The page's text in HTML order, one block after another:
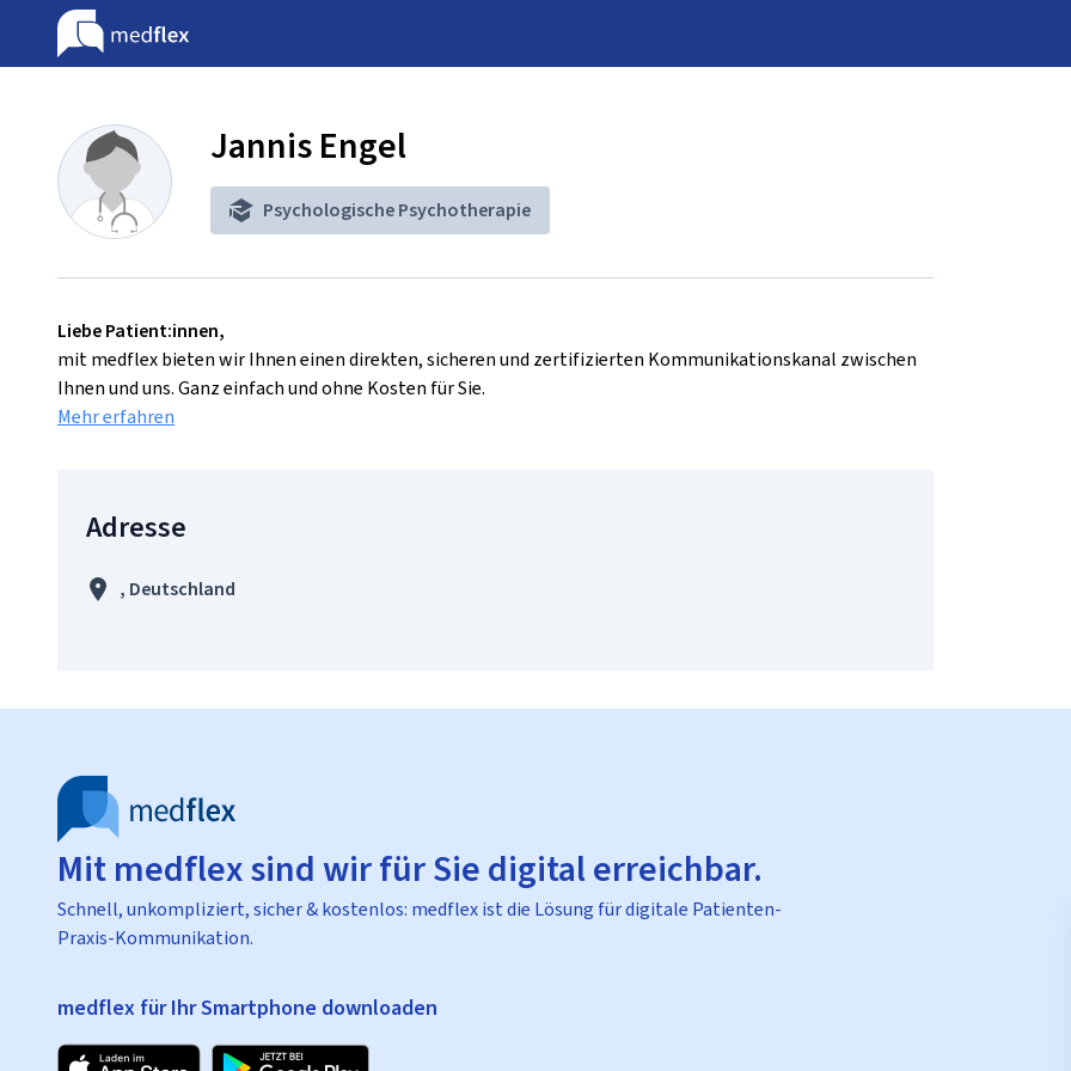
Jannis Engel
Psychologische Psychotherapie
Liebe Patient:innen,
mit medflex bieten wir Ihnen einen direkten, sicheren und zertifizierten Kommunikationskanal zwischen
Ihnen und uns. Ganz einfach und ohne Kosten für Sie.
Mehr erfahren
Adresse
, Deutschland
Mit medflex sind wir für Sie digital erreichbar.
Schnell, unkompliziert, sicher & kostenlos: medflex ist die Lösung für digitale Patienten-
Praxis-Kommunikation.
medflex für Ihr Smartphone downloaden